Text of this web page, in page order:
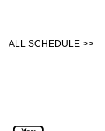
ALL SCHEDULE >>